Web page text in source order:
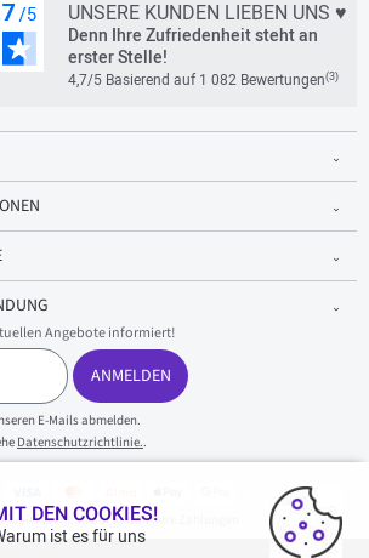
UNSERE KUNDEN LIEBEN UNS ♥
Denn Ihre Zufriedenheit steht an
erster Stelle!
4,7/5 Basierend auf 1 082 Bewertungen(3)
Angebote informiert!
ANMELDEN
E-Mails abmelden.
Datenschutzrichtlinie..
% sicherer Einkauf und sichere Zahlungen
DEN COOKIES!
ist es für uns